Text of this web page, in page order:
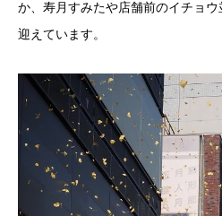
か、寿月すみたや店舗前のイチョ
迎えています。